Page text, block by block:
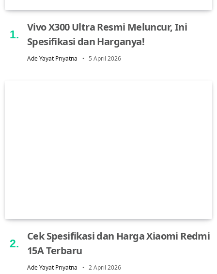
Vivo X300 Ultra Resmi Meluncur, Ini
Spesifikasi dan Harganya!
Ade Yayat Priyatna 5 April 2026
Cek Spesifikasi dan Harga Xiaomi Redmi
15A Terbaru
Ade Yayat Priyatna 2 April 2026